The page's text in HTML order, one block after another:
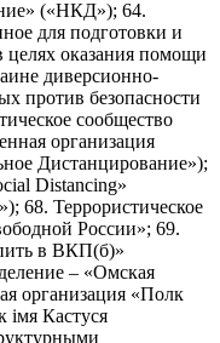
(«НКД»); 64.
для подготовки и
целях оказания помощи
диверсионно-
против безопасности
сообщество
организация
Дистанцирование»);
Distancing»
68. Террористическое
России»; 69.
в ВКП(б)»
– «Омская
организация «Полк
iмя Кастуся